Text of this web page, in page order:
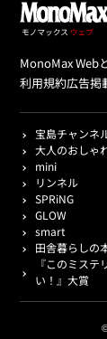
MonoMax Web
利用規約広告掲
宝島チャンネ
大人のおしゃ
mini
リンネル
SPRiNG
GLOW
smart
田舎暮らしの
『このミステ
い！』大賞